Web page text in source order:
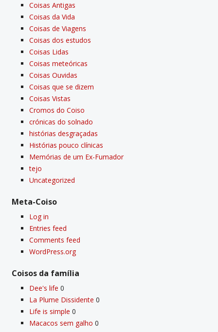
Coisas Antigas
Coisas da Vida
Coisas de Viagens
Coisas dos estudos
Coisas Lidas
Coisas meteóricas
Coisas Ouvidas
Coisas que se dizem
Coisas Vistas
Cromos do Coiso
crónicas do solnado
histórias desgraçadas
Histórias pouco clí­nicas
Memórias de um Ex-Fumador
tejo
Uncategorized
Meta-Coiso
Log in
Entries feed
Comments feed
WordPress.org
Coisos da famí­lia
Dee's life 0
La Plume Dissidente 0
Life is simple 0
Macacos sem galho 0